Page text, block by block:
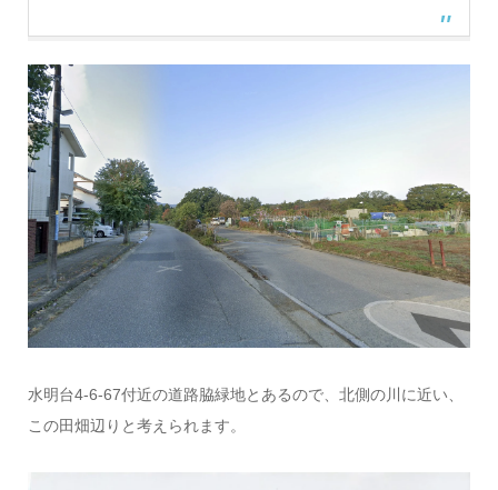
水明台4-6-67付近の道路脇緑地とあるので、北側の川に近い、
この田畑辺りと考えられます。